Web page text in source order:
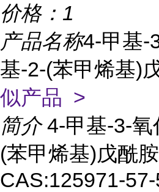
价格： 1
产品名称4-甲基-
基-2-(苯甲烯基)
似产品 >
简介 4-甲基-3-
(苯甲烯基)戊酰胺
CAS:125971-